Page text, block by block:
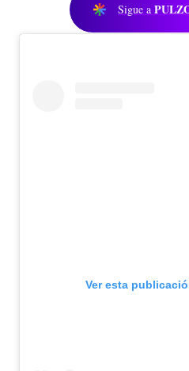
Sigue a
Ver esta